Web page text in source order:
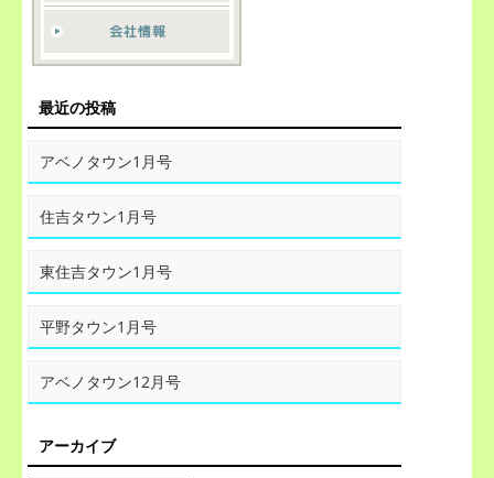
最近の投稿
アベノタウン1月号
住吉タウン1月号
東住吉タウン1月号
平野タウン1月号
アベノタウン12月号
アーカイブ